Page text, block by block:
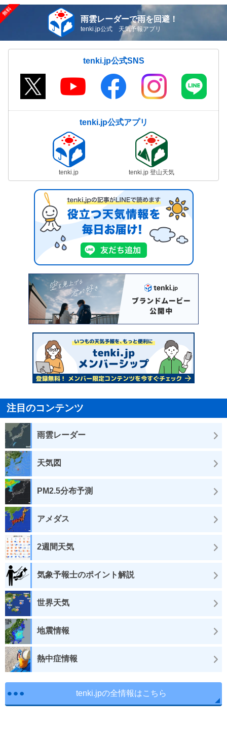
雨雲レーダーで雨を回避！
tenki.jp公式 天気予報アプリ
tenki.jp公式SNS
tenki.jp公式アプリ
tenki.jp tenki.jp 登山天気
注目のコンテンツ
雨雲レーダー
天気図
PM2.5分布予測
アメダス
2週間天気
気象予報士のポイント解説
世界天気
地震情報
熱中症情報
tenki.jpの全情報はこちら